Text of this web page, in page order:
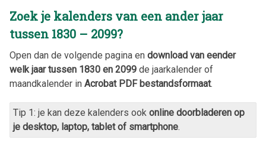
Zoek je kalenders van een ander jaar
tussen 1830 – 2099?
Open dan de volgende pagina en download van eender
welk jaar tussen 1830 en 2099 de jaarkalender of
maandkalender in Acrobat PDF bestandsformaat.
Tip 1: je kan deze kalenders ook online doorbladeren op
je desktop, laptop, tablet of smartphone.